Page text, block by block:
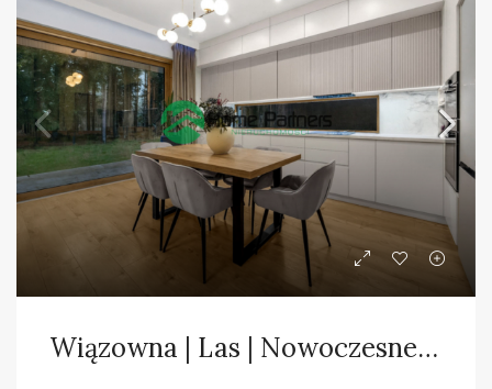
Wiązowna | Las | Nowoczesne osiedle | 4 sypialnie